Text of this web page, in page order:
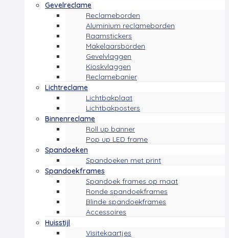
Gevelreclame
Reclameborden
Aluminium reclameborden
Raamstickers
Makelaarsborden
Gevelvlaggen
Kioskvlaggen
Reclamebanier
Lichtreclame
Lichtbakplaat
Lichtbakposters
Binnenreclame
Roll up banner
Pop up LED frame
Spandoeken
Spandoeken met print
Spandoekframes
Spandoek frames op maat
Ronde spandoekframes
Blinde spandoekframes
Accessoires
Huisstijl
Visitekaartjes